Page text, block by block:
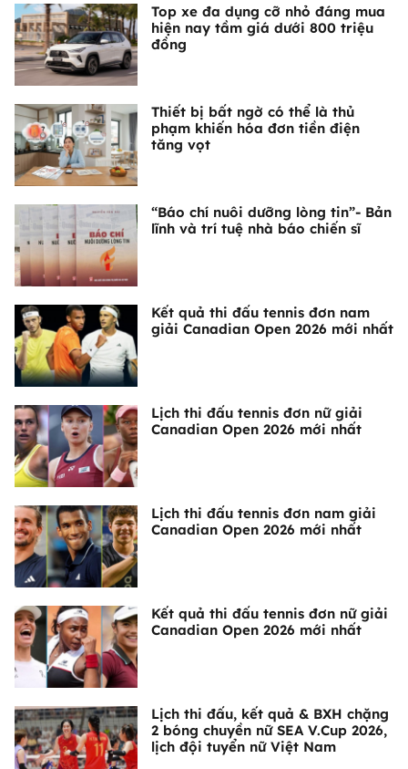
Top xe đa dụng cỡ nhỏ đáng mua
hiện nay tầm giá dưới 800 triệu
đồng
Thiết bị bất ngờ có thể là thủ
phạm khiến hóa đơn tiền điện
tăng vọt
“Báo chí nuôi dưỡng lòng tin”- Bản
lĩnh và trí tuệ nhà báo chiến sĩ
Kết quả thi đấu tennis đơn nam
giải Canadian Open 2026 mới nhất
Lịch thi đấu tennis đơn nữ giải
Canadian Open 2026 mới nhất
Lịch thi đấu tennis đơn nam giải
Canadian Open 2026 mới nhất
Kết quả thi đấu tennis đơn nữ giải
Canadian Open 2026 mới nhất
Lịch thi đấu, kết quả & BXH chặng
2 bóng chuyền nữ SEA V.Cup 2026,
lịch đội tuyển nữ Việt Nam